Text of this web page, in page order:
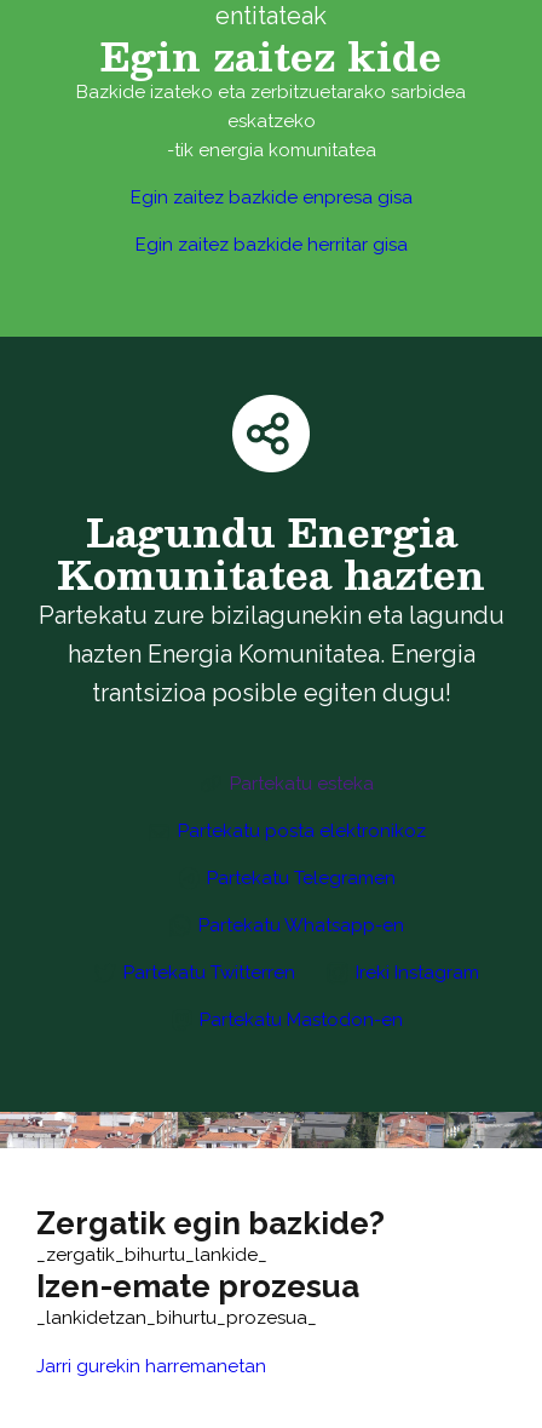
entitateak
Egin zaitez kide
Bazkide izateko eta zerbitzuetarako sarbidea
eskatzeko
-tik energia komunitatea
Egin zaitez bazkide enpresa gisa
Egin zaitez bazkide herritar gisa
Lagundu Energia
Komunitatea hazten
Partekatu zure bizilagunekin eta lagundu
hazten Energia Komunitatea. Energia
trantsizioa posible egiten dugu!
Partekatu esteka
Partekatu posta elektronikoz
Partekatu Telegramen
Partekatu Whatsapp-en
Partekatu Twitterren Ireki Instagram
Partekatu Mastodon-en
Zergatik egin bazkide?
_zergatik_bihurtu_lankide_
Izen-emate prozesua
_lankidetzan_bihurtu_prozesua_
Jarri gurekin harremanetan